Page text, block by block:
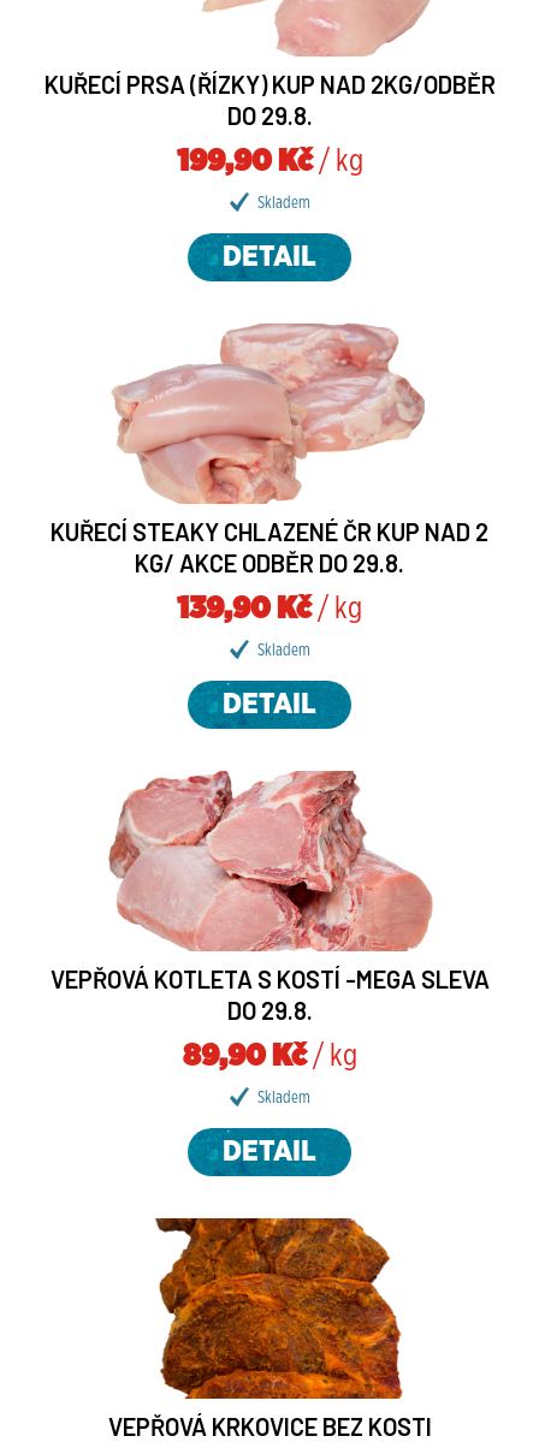
KUŘECÍ PRSA (ŘÍZKY) KUP NAD 2KG/ODBĚR
DO 29.8.
199,90 Kč/ kg
Skladem
DETAIL
KUŘECÍ STEAKY CHLAZENÉ ČR KUP NAD 2
KG/ AKCE ODBĚR DO 29.8.
139,90 Kč/ kg
Skladem
DETAIL
VEPŘOVÁ KOTLETA S KOSTÍ -MEGA SLEVA
DO 29.8.
89,90 Kč/ kg
Skladem
DETAIL
VEPŘOVÁ KRKOVICE BEZ KOSTI